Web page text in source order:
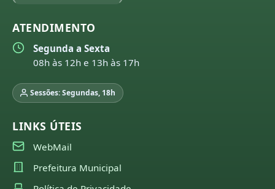
ATENDIMENTO
Segunda a Sexta
08h às 12h e 13h às 17h
Sessões: Segundas, 18h
LINKS ÚTEIS
WebMail
Prefeitura Municipal